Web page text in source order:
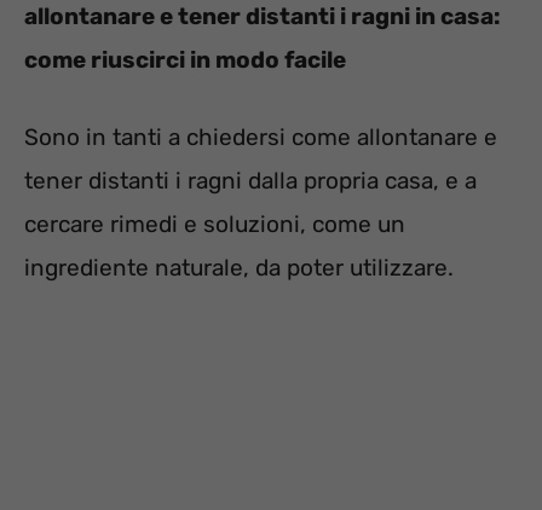
allontanare e tener distanti i ragni in casa:
come riuscirci in modo facile
Sono in tanti a chiedersi come allontanare e
tener distanti i ragni dalla propria casa, e a
cercare rimedi e soluzioni, come un
ingrediente naturale, da poter utilizzare.